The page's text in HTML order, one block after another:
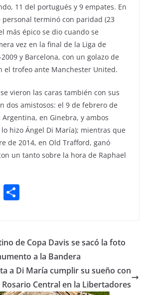
11 del portugués y 9 empates. En
terminó con paridad (23
más épico se dio cuando se
vez en la final de la Liga de
y Barcelona, con un golazo de
el trofeo ante Manchester United.
vieron las caras también con sus
dos amistosos: el 9 de febrero de
Argentina, en Ginebra, y ambos
hizo Ángel Di María); mientras que
de 2014, en Old Trafford, ganó
un tanto sobre la hora de Raphael
W
h
s
A
p
p
p
ar
tir
de Copa Davis se sacó la foto
a la Bandera
a Di María cumplir su sueño con
Rosario Central en la Libertadores